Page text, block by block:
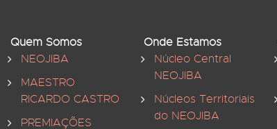
Quem Somos
NEOJIBA
MAESTRO
RICARDO CASTRO
PREMIAÇÕES
Onde Estamos
Núcleo Central
NEOJIBA
Núcleos Territoriais
do NEOJIBA